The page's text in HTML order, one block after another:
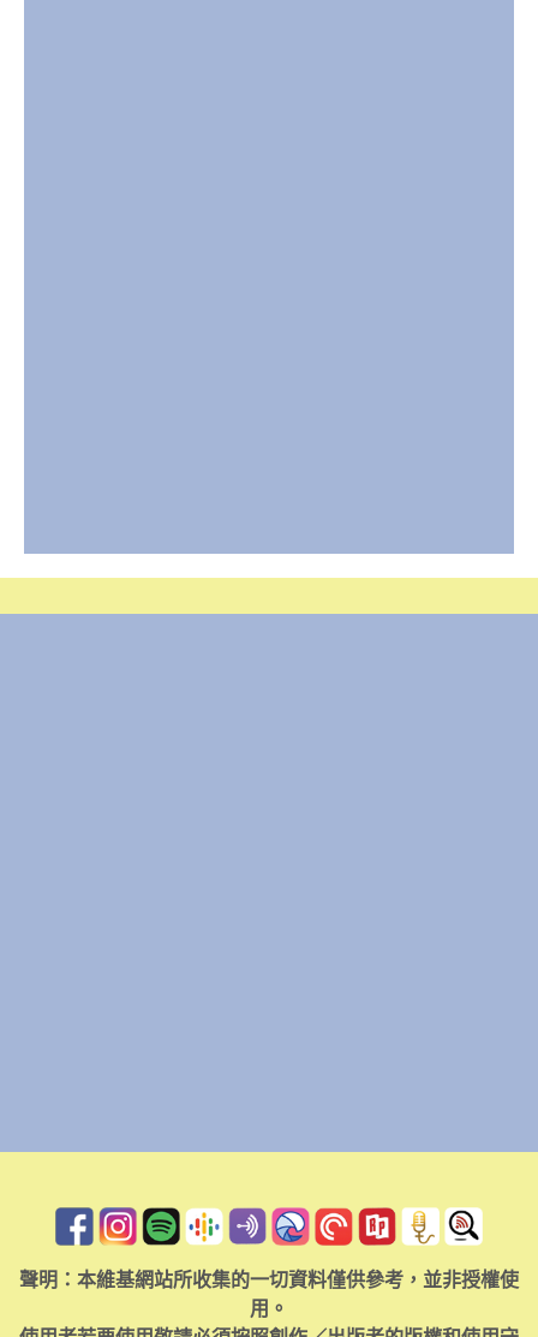
聲明：本維基網站所收集的一切資料僅供參考，並非授權使
用。